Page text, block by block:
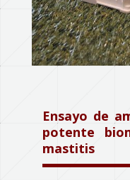
Ensayo de
potente
mastitis